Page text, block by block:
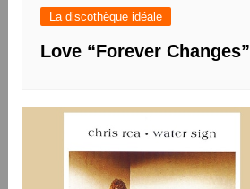
La discothèque idéale
Love “Forever Changes”